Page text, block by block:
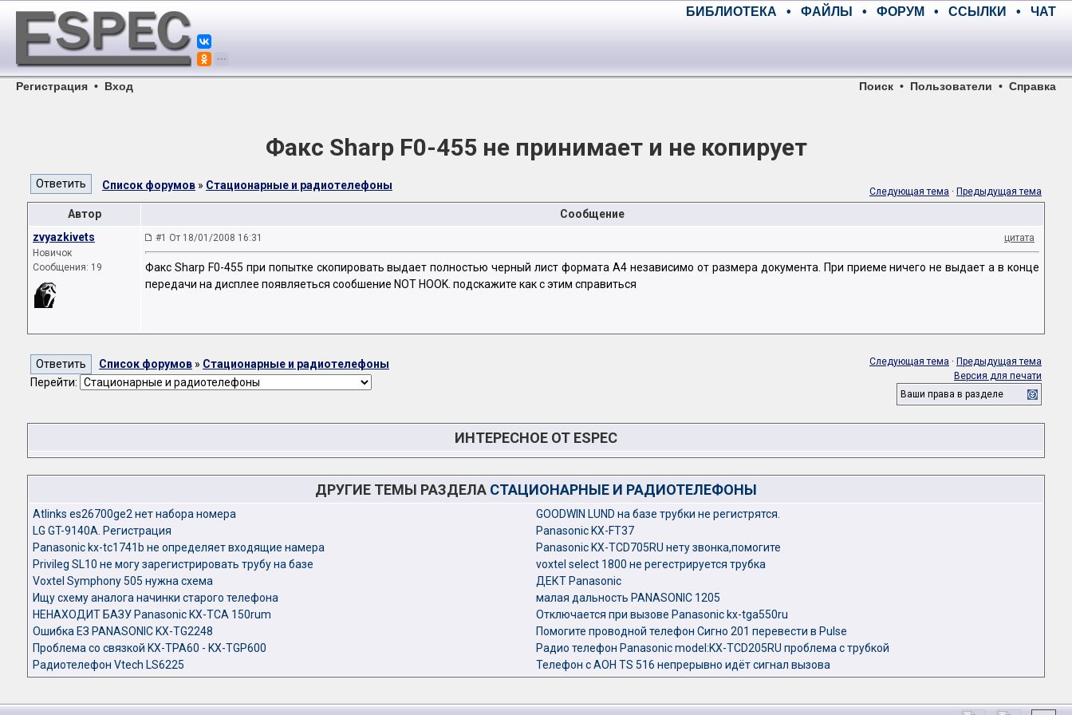
БИБЛИОТЕКА • ФАЙЛЫ • ФОРУМ • ССЫЛКИ • ЧАТ
Регистрация • Вход Поиск • Пользователи • Справка
Факс Sharp F0-455 не принимает и не копирует
Список форумов » Стационарные и радиотелефоны Следующая тема · Предыдущая тема
Автор
Сообщение
zvyazkivets
Новичок
Сообщения: 19
#1 От 18/01/2008 16:31 цитата
Факс Sharp F0-455 при попытке скопировать выдает полностью черный лист формата А4 независимо от размера документа. При приеме ничего не выдает а в конце
передачи на дисплее появляеться сообшение NOT HOOK. подскажите как с этим справиться
Список форумов » Стационарные и радиотелефоны
Перейти:
Следующая тема · Предыдущая тема
Версия для печати
Ваши права в разделе
ИНТЕРЕСНОЕ ОТ ESPEC
ДРУГИЕ ТЕМЫ РАЗДЕЛА СТАЦИОНАРНЫЕ И РАДИОТЕЛЕФОНЫ
Atlinks es26700ge2 нет набора номера
GOODWIN LUND на базе трубки не регистрятся.
LG GT-9140A. Регистрация
Panasonic KX-FT37
Panasonic kx-tc1741b не определяет входящие намера
Panasonic KX-TCD705RU нету звонка,помогите
Privileg SL10 не могу зарегистрировать трубу на базе
voxtel select 1800 не регестрируется трубка
Voxtel Symphony 505 нужна схема
ДЕКТ Panasonic
Ищу схему аналога начинки старого телефона
малая дальность PANASONIC 1205
НЕНАХОДИТ БАЗУ Panasonic KX-TCA 150rum
Отключается при вызове Panasonic kx-tga550ru
Ошибка ЕЗ PANASONIC KX-TG2248
Помогите проводной телефон Сигно 201 перевести в Pulse
Проблема со связкой KX-TPA60 - KX-TGP600
Радио телефон Panasonic model:KX-TCD205RU проблема с трубкой
Радиотелефон Vtech LS6225
Телефон с АОН TS 516 непрерывно идёт сигнал вызова